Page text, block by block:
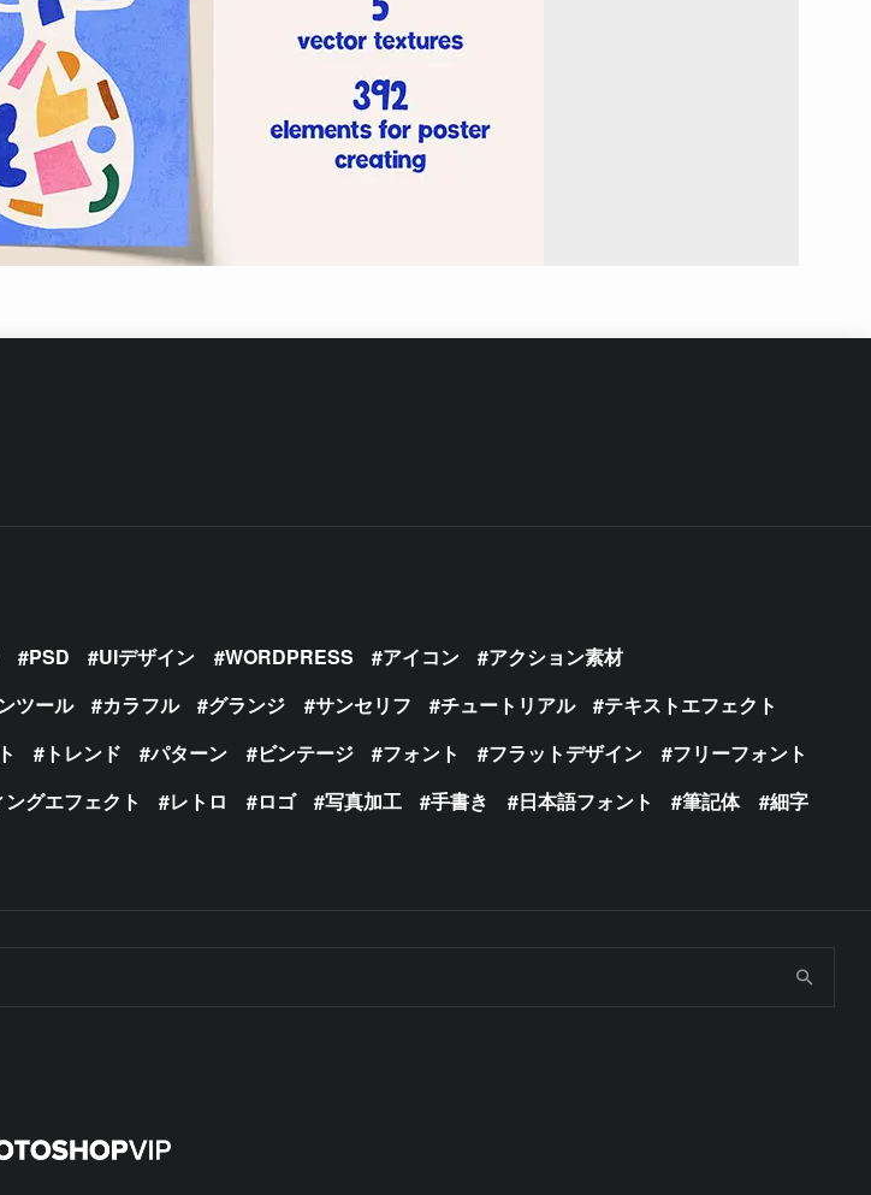
PSD UIデザイン WORDPRESS アイコン
アクション素材
ツール カラフル グランジ サンセリフ チュートリアル
テキストエフェクト
トレンド パターン ビンテージ フォント フラットデザイン
フリーフォント
グエフェクト レトロ ロゴ 写真加工 手書き 日本語フォント 筆記体
細字